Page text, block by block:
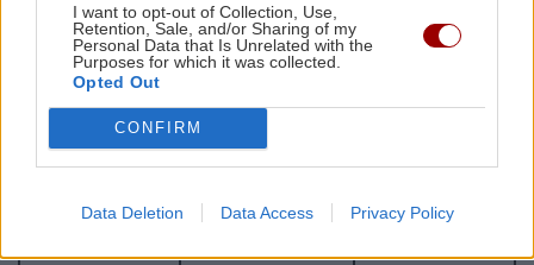
I want to opt-out of Collection, Use,
Retention, Sale, and/or Sharing of my
Personal Data that Is Unrelated with the
Purposes for which it was collected.
Opted Out
CONFIRM
Data Deletion Data Access Privacy Policy
ΥΓΕΙΑ
Αυτά τα φρούτα επιλέγουν 4 ενδοκρινολόγοι
για καλύτερο έλεγχο του σακχάρου
ΥΓΕΙΑ
Γιατί ειδικοί το συνιστούν και σε τι χρησιμεύει